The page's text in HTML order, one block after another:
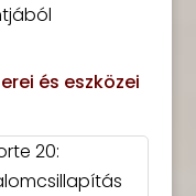
és eszközei
20: